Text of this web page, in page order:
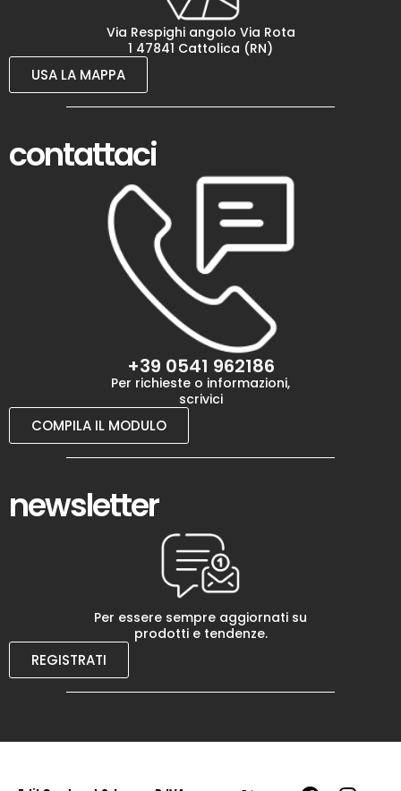
Via Respighi angolo Via Rota
1 47841 Cattolica (RN)
USA LA MAPPA
contattaci
+39 0541 962186
Per richieste o informazioni,
scrivici
COMPILA IL MODULO
newsletter
Per essere sempre aggiornati su
prodotti e tendenze.
REGISTRATI